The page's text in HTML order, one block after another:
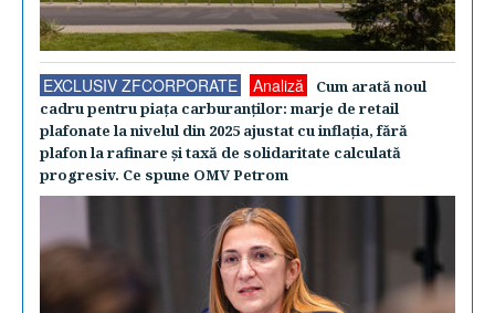
EXCLUSIV ZFCORPORATE Analiză
Cum arată noul
cadru pentru piaţa carburanţilor: marje de retail
plafonate la nivelul din 2025 ajustat cu inflaţia, fără
plafon la rafinare şi taxă de solidaritate calculată
progresiv. Ce spune OMV Petrom